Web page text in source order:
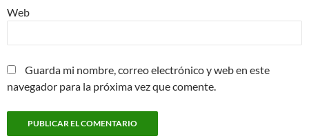
Web
Guarda mi nombre, correo electrónico y web en este
navegador para la próxima vez que comente.